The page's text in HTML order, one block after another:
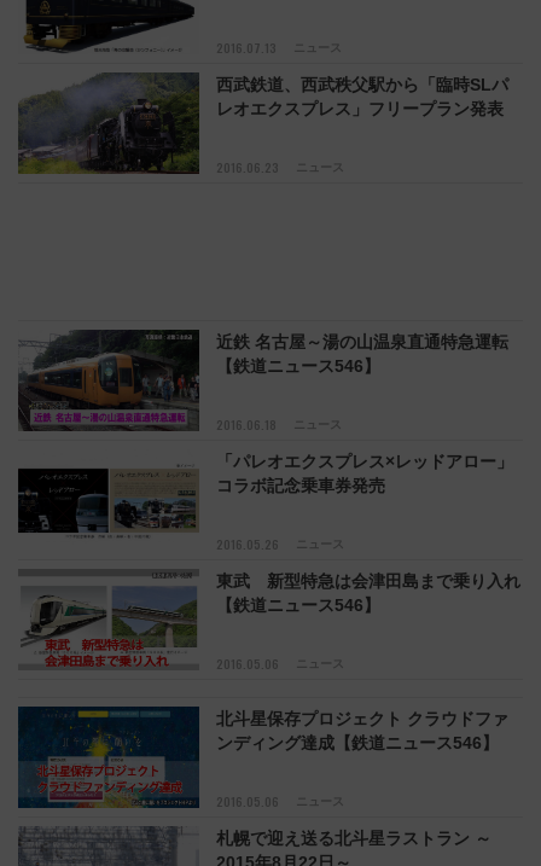
2016.07.13 ニュース
2016.06.23 ニュース
西武鉄道、西武秩父駅から「臨時SLパ
レオエクスプレス」フリープラン発表
2016.06.18 ニュース
近鉄 名古屋～湯の山温泉直通特急運転
【鉄道ニュース546】
2016.05.26 ニュース
「パレオエクスプレス×レッドアロー」
コラボ記念乗車券発売
2016.05.06 ニュース
東武 新型特急は会津田島まで乗り入れ
【鉄道ニュース546】
2016.05.06 ニュース
北斗星保存プロジェクト クラウドファ
ンディング達成【鉄道ニュース546】
札幌で迎え送る北斗星ラストラン ～